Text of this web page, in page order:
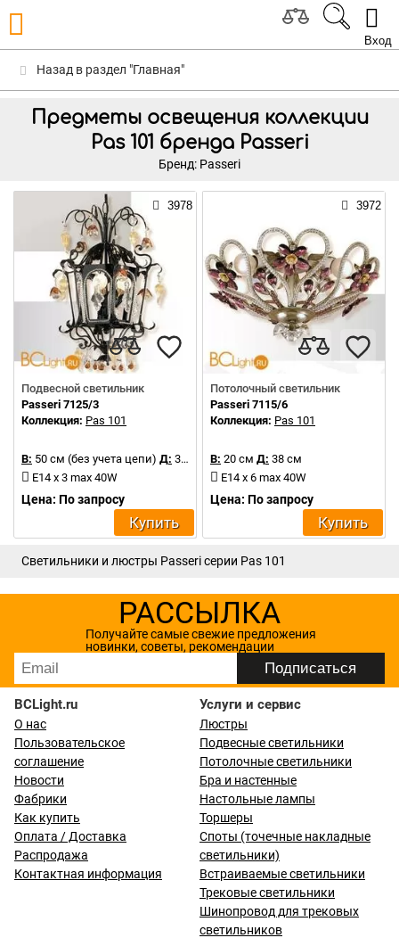
Вход
Назад в раздел "Главная"
Предметы освещения коллекции
Pas 101 бренда Passeri
Бренд: Passeri
3978
Подвесной светильник
Passeri 7125/3
Коллекция: Pas 101
В: 50 см (без учета цепи) Д: 35 см
E14 x 3 max 40W
Цена: По запросу
Купить
3972
Потолочный светильник
Passeri 7115/6
Коллекция: Pas 101
В: 20 см Д: 38 см
E14 x 6 max 40W
Цена: По запросу
Купить
Светильники и люстры Passeri серии Pas 101
РАССЫЛКА
Получайте самые свежие предложения
новинки, советы, рекомендации
BCLight.ru
О нас
Пользовательское
соглашение
Новости
Фабрики
Как купить
Оплата / Доставка
Распродажа
Контактная информация
Услуги и сервис
Люстры
Подвесные светильники
Потолочные светильники
Бра и настенные
Настольные лампы
Торшеры
Споты (точечные накладные
светильники)
Встраиваемые светильники
Трековые светильники
Шинопровод для трековых
светильников